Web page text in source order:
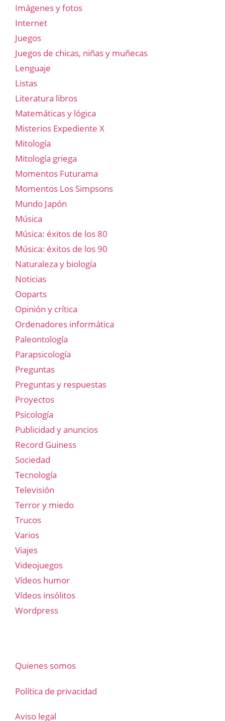
Imágenes y fotos
Internet
Juegos
Juegos de chicas, niñas y muñecas
Lenguaje
Listas
Literatura libros
Matemáticas y lógica
Misterios Expediente X
Mitología
Mitología griega
Momentos Futurama
Momentos Los Simpsons
Mundo Japón
Música
Música: éxitos de los 80
Música: éxitos de los 90
Naturaleza y biología
Noticias
Ooparts
Opinión y crítica
Ordenadores informática
Paleontología
Parapsicología
Preguntas
Preguntas y respuestas
Proyectos
Psicología
Publicidad y anuncios
Record Guiness
Sociedad
Tecnología
Televisión
Terror y miedo
Trucos
Varios
Viajes
Videojuegos
Vídeos humor
Vídeos insólitos
Wordpress
Quienes somos
Política de privacidad
Aviso legal